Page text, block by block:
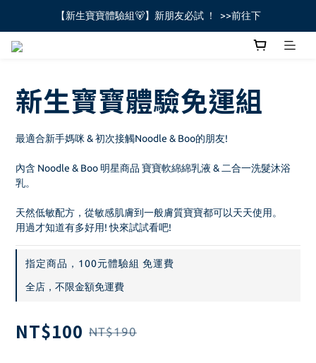
全館不限金額免運費🚚
【新生寶寶體驗組🐻】新朋友必試 ！  >>前往下
新生寶寶體驗免運組
最適合新手媽咪 & 初次接觸Noodle & Boo的朋友!
內含 Noodle & Boo 明星商品 寶寶軟綿綿乳液 & 二合一洗髮沐浴
乳。
天然低敏配方，從敏感肌膚到一般膚質寶寶都可以天天使用。
用過才知道有多好用! 快來試試看吧!
指定商品，100元體驗組 免運費
全店，不限金額免運費
NT$100 NT$190